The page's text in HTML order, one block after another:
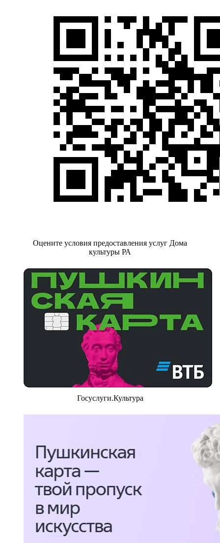
Оцените условия предоставления услуг Дома
культуры РА
Госуслуги.Культура